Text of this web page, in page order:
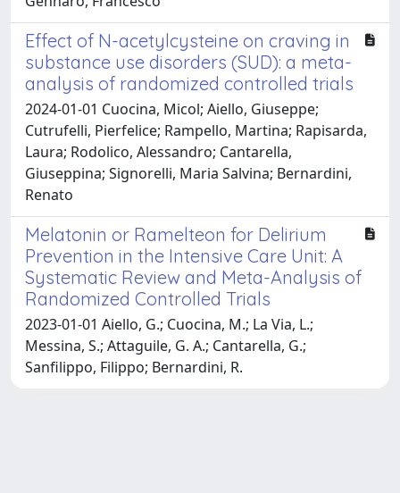
Effect of N-acetylcysteine on craving in
substance use disorders (SUD): a meta-
analysis of randomized controlled trials
2024-01-01 Cuocina, Micol; Aiello, Giuseppe;
Cutrufelli, Pierfelice; Rampello, Martina; Rapisarda,
Laura; Rodolico, Alessandro; Cantarella,
Giuseppina; Signorelli, Maria Salvina; Bernardini,
Renato
Melatonin or Ramelteon for Delirium
Prevention in the Intensive Care Unit: A
Systematic Review and Meta-Analysis of
Randomized Controlled Trials
2023-01-01 Aiello, G.; Cuocina, M.; La Via, L.;
Messina, S.; Attaguile, G. A.; Cantarella, G.;
Sanfilippo, Filippo; Bernardini, R.